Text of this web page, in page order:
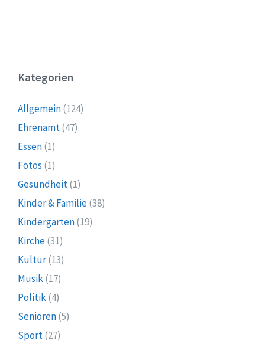
Beiträge
Kategorien
Allgemein(124)
Ehrenamt(47)
Essen(1)
Fotos (1)
Gesundheit(1)
Kinder & Familie(38)
Kindergarten(19)
Kirche(31)
Kultur(13)
Musik(17)
Politik(4)
Senioren(5)
Sport(27)